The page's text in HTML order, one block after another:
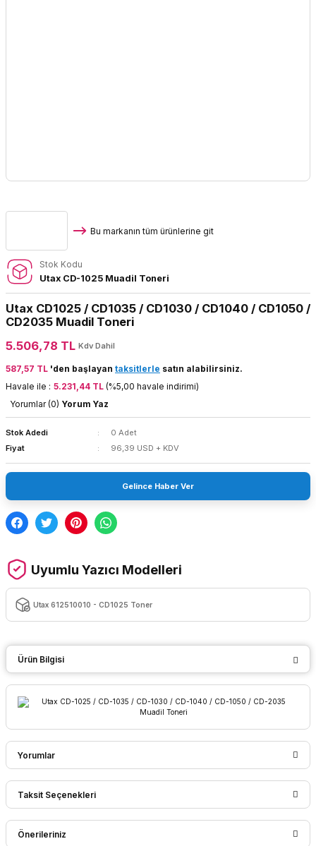
Bu markanın tüm ürünlerine git
Stok Kodu
Utax CD-1025 Muadil Toneri
Utax CD1025 / CD1035 / CD1030 / CD1040 / CD1050 /
CD2035 Muadil Toneri
5.506,78 TL Kdv Dahil
587,57 TL 'den başlayan taksitlerle satın alabilirsiniz.
Havale ile : 5.231,44 TL (%5,00 havale indirimi)
Yorumlar (0) Yorum Yaz
Stok Adedi
0 Adet
Fiyat
96,39 USD + KDV
Gelince Haber Ver
Uyumlu Yazıcı Modelleri
Utax 612510010 - CD1025 Toner
Ürün Bilgisi
Yorumlar
Bu ürüne ilk yorumu siz yapın!
Taksit Seçenekleri
Önerileriniz